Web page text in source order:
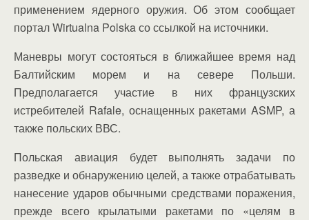
применением ядерного оружия. Об этом сообщает
портал Wirtualna Polska со ссылкой на источники.
Маневры могут состояться в ближайшее время над
Балтийским морем и на севере Польши.
Предполагается участие в них французских
истребителей Rafale, оснащенных ракетами ASMP, а
также польских ВВС.
Польская авиация будет выполнять задачи по
разведке и обнаружению целей, а также отрабатывать
нанесение ударов обычными средствами поражения,
прежде всего крылатыми ракетами по «целям в